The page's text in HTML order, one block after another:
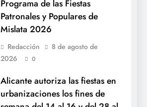
Programa de las Fiestas
Patronales y Populares de
Mislata 2026
Redacción
8 de agosto de
2026
0
Alicante autoriza las fiestas en
urbanizaciones los fines de